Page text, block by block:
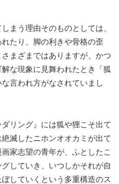
まう理由そのものとしては、
たり、脚の利きや骨格の歪
まざまではありますが、かつ
な現象に見舞われたとき「狐
言われ方がなされていまし
リング』には狐や狸こそ出て
滅したニホンオオカミが出て
家志望の青年が、ふとしたこ
していき、いつしかそれが自
していくという多重構造のス